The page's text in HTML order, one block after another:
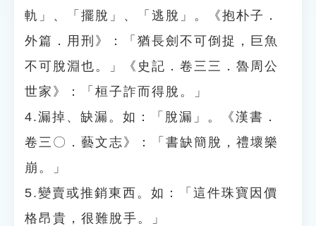
軌」、「擺脫」、「逃脫」。《抱朴子．
外篇．用刑》：「猶長劍不可倒捉，巨魚
不可脫淵也。」《史記．卷三三．魯周公
世家》：「桓子詐而得脫。」
4.漏掉、缺漏。如：「脫漏」。《漢書．
卷三〇．藝文志》：「書缺簡脫，禮壞樂
崩。」
5.變賣或推銷東西。如：「這件珠寶因價
格昂貴，很難脫手。」